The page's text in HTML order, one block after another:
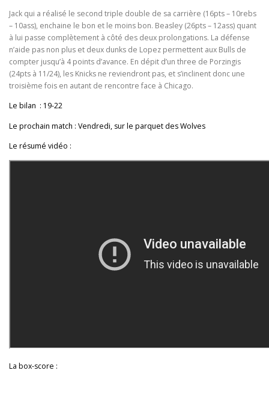
Jack qui a réalisé le second triple double de sa carrière (16pts – 10rebs
– 10ass), enchaine le bon et le moins bon. Beasley (26pts – 12ass) quant
à lui passe complètement à côté des deux prolongations. La défense
n’aide pas non plus et deux dunks de Lopez permettent aux Bulls de
compter jusqu’à 4 points d’avance. En dépit d’un three de Porzingis
(24pts à 11/24), les Knicks ne reviendront pas, et s’inclinent donc une
troisième fois en autant de rencontre face à Chicago.
Le bilan : 19-22
Le prochain match : Vendredi, sur le parquet des Wolves
Le résumé vidéo :
La box-score :